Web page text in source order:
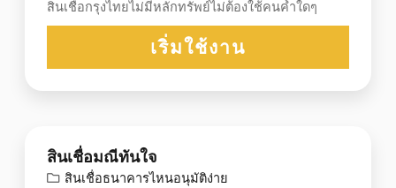
สินเชื่อกรุงไทยไม่มีหลักทรัพย์ไม่ต้องใช้คนค้ำใดๆ
เริ่มใช้งาน
สินเชื่อมณีทันใจ
สินเชื่อธนาคารไหนอนุมัติง่าย